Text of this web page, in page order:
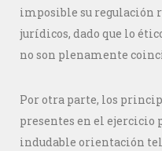
imposible su regulación
jurídicos, dado que lo
no son plenamente
Por otra parte, los
presentes en el
indudable orientación